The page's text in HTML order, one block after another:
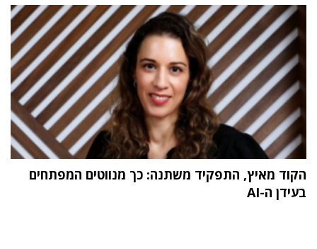
הקוד מאיץ, התפקיד משתנה: כך מנווטים המפתחים
בעידן ה-AI